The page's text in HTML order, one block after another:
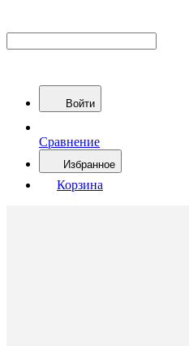
Войти
Сравнение
Избранное
Корзина